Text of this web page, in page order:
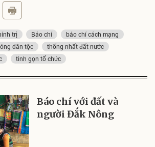
trị Báo chí
báo chí cách mạng
dân tộc
thống nhất đất nước
tinh gọn tổ chức
Báo chí với đất và
người Đắk Nông